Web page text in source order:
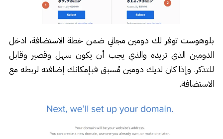
بلوهوست توفر لك دومين مجاني ضمن خطة الاستضافة، ادخل
الدومين الذي تريده والذي يجب أن يكون سهل وقصير وقابل
للتذكر. وإذا كان لديك دومين مُسبق فبإمكانك إضافته لربطه مع
الاستضافة.